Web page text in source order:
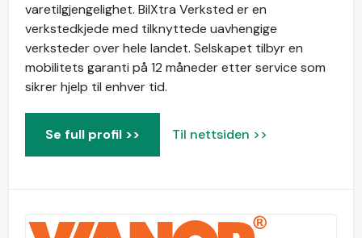
varetilgjengelighet. BilXtra Verksted er en
verkstedkjede med tilknyttede uavhengige
verksteder over hele landet. Selskapet tilbyr en
mobilitets garanti på 12 måneder etter service som
sikrer hjelp til enhver tid.
Se full profil >> Til nettsiden >>